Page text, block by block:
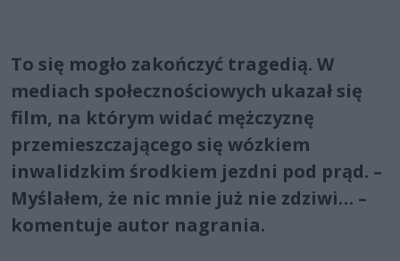
To się mogło zakończyć tragedią. W
mediach społecznościowych ukazał się
film, na którym widać mężczyznę
przemieszczającego się wózkiem
inwalidzkim środkiem jezdni pod prąd. –
Myślałem, że nic mnie już nie zdziwi… –
komentuje autor nagrania.